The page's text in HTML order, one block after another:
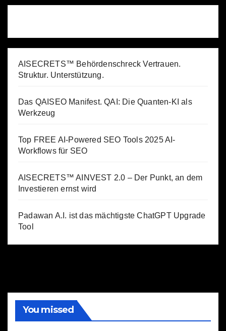
AISECRETS™ Behördenschreck Vertrauen.
Struktur. Unterstützung.
Das QAISEO Manifest. QAI: Die Quanten-KI als
Werkzeug
Top FREE AI-Powered SEO Tools 2025 AI-
Workflows für SEO
AISECRETS™ AINVEST 2.0 – Der Punkt, an dem
Investieren ernst wird
Padawan A.I. ist das mächtigste ChatGPT Upgrade
Tool
You missed